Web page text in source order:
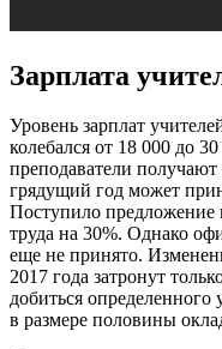
Зарплата
Уровень зарплат
колебался от 18 000 до
преподаватели
грядущий год может
Поступило предложение
труда на 30%. Однако
еще не принято.
2017 года затронут
добиться определенного
в размере половины